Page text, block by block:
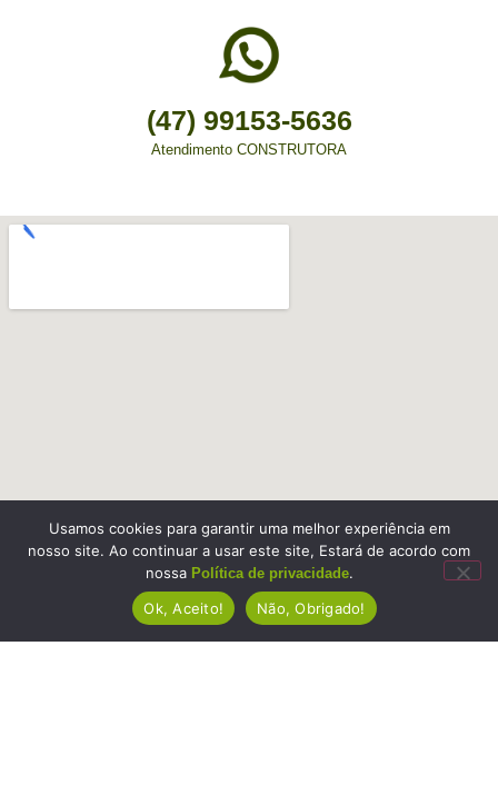
(47) 99153-5636
Atendimento CONSTRUTORA
Usamos cookies para garantir uma melhor experiência em
nosso site. Ao continuar a usar este site, Estará de acordo com
nossa Política de privacidade.
Ok, Aceito!
Não, Obrigado!